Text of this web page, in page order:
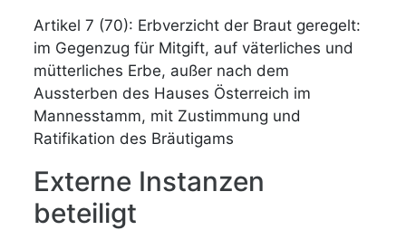
Artikel 7 (70): Erbverzicht der Braut geregelt:
im Gegenzug für Mitgift, auf väterliches und
mütterliches Erbe, außer nach dem
Aussterben des Hauses Österreich im
Mannesstamm, mit Zustimmung und
Ratifikation des Bräutigams
Externe Instanzen
beteiligt